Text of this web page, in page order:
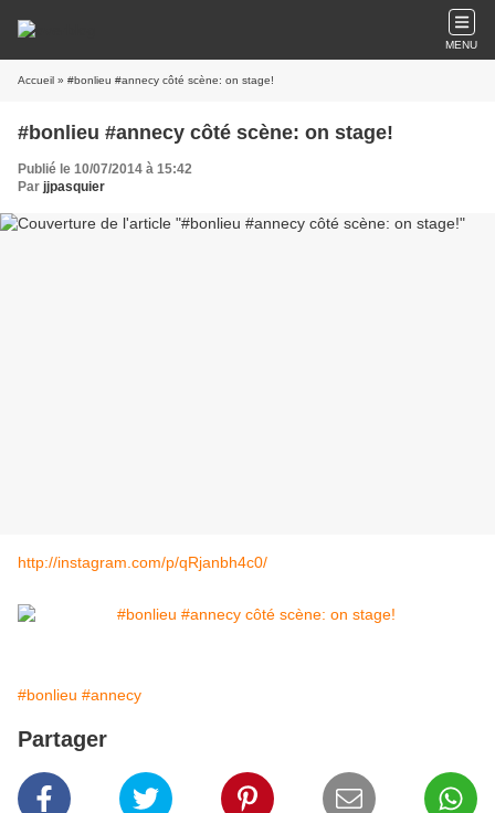
MENU
Accueil » #bonlieu #annecy côté scène: on stage!
#bonlieu #annecy côté scène: on stage!
Publié le 10/07/2014 à 15:42
Par jjpasquier
http://instagram.com/p/qRjanbh4c0/
#bonlieu #annecy
Partager